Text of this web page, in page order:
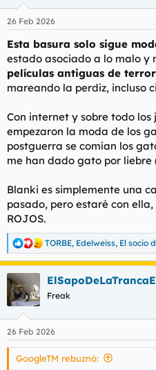
e
:
26 Feb 2026
Esta basura solo sigue
estado asociado a lo malo y
películas antiguas de
mareando la perdiz, incluso
Con internet y sobre todo
empezaron la moda de los
postguerra se comían los
me han dado gato por liebre
Blanki es simplemente una
pasado, pero estaré con ella,
ROJOS.
R
e
c
c
i
e
s
TORBE, Edelweiss, El socio
Freak
26 Feb 2026
GoogleTM rebuznó: